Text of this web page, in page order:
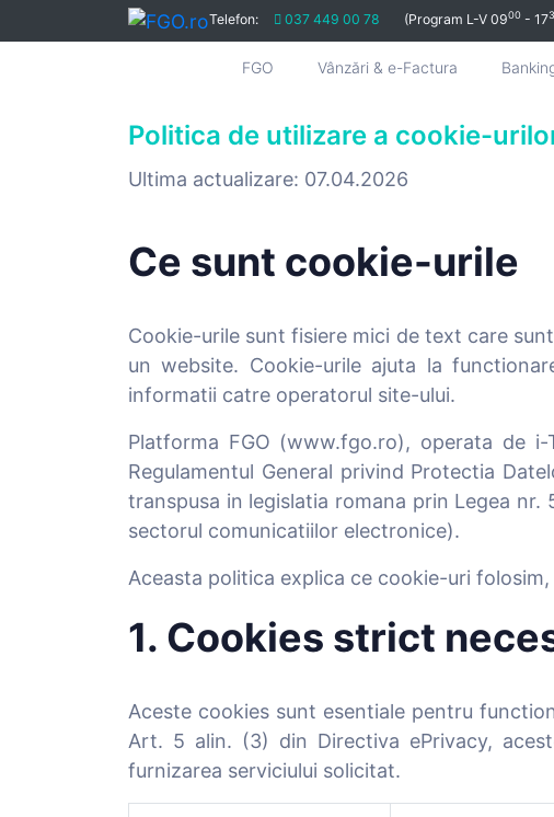
Telefon: 037 449 00 78 (Program L-V 0900 - 17
FGO Vânzări & e-Factura
Politica de utilizare a cookie-
Ultima actualizare: 07.04.2026
Ce sunt cookie-urile
Cookie-urile sunt fisiere mici de text care
un website. Cookie-urile ajuta la
informatii catre operatorul site-ului.
Platforma FGO (www.fgo.ro), operata de
Regulamentul General privind Protectia
transpusa in legislatia romana prin Legea
sectorul comunicatiilor electronice).
Aceasta politica explica ce cookie-uri
1. Cookies strict
Aceste cookies sunt esentiale pentru
Art. 5 alin. (3) din Directiva ePrivacy,
furnizarea serviciului solicitat.